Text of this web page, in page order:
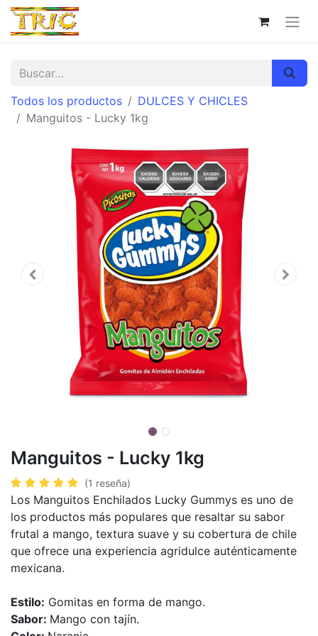
Todos los productos
DULCES Y CHICLES
Manguitos - Lucky 1kg
Manguitos - Lucky 1kg
(1 reseña)
Los Manguitos Enchilados Lucky Gummys es uno de
los productos más populares que resaltar su sabor
frutal a mango, textura suave y su cobertura de chile
que ofrece una experiencia agridulce auténticamente
mexicana.
Estilo: Gomitas en forma de mango.
Sabor: Mango con tajín.